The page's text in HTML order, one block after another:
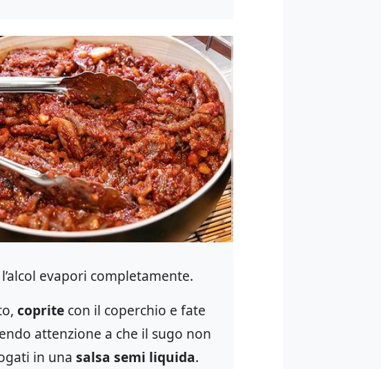
evapori completamente.
coprite con il coperchio e fate
attenzione a che il sugo non
in una salsa semi liquida.